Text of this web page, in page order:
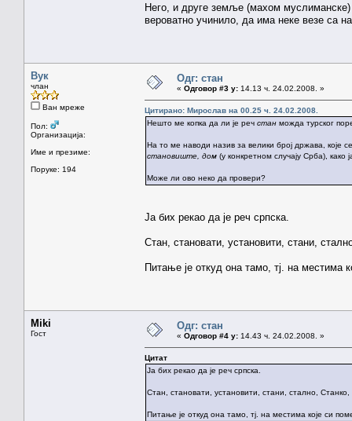
Него, и друге земље (махом
вероватно учинило, да има неке везе са
Вук
члан
Ван мреже
Пол:
Организација:
Име и презиме:
Поруке: 194
Одг: стан
« Одговор #3 у: 14.13 ч. 24.02.2008. »
Цитирано: Мирослав на 00.25 ч. 24.02.2008.
Нешто ме копка да ли је реч стан можда турског
На то ме наводи назив за велики број држава, које
становиште, дом (у конкретном случају Срба), како
Може ли ово неко да провери?
Ја бих рекао да је реч српска.
Стан, становати, установити, стани,
Питање је откуд она тамо, тј. на местима
Miki
Гост
Одг: стан
« Одговор #4 у: 14.43 ч. 24.02.2008. »
Цитат
Ја бих рекао да је реч српска.
Стан, становати, установити, стани, стално,
Питање је откуд она тамо, тј. на местима које си